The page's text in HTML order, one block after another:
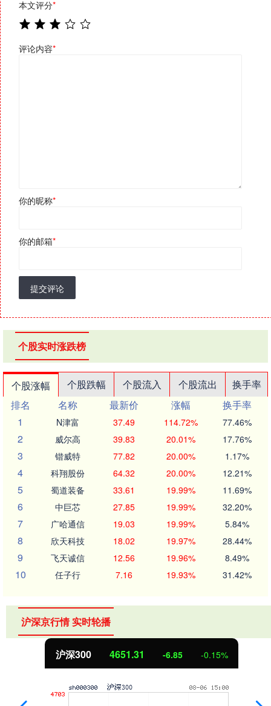
本文评分*
评论内容*
你的昵称*
你的邮箱*
提交评论
个股实时涨跌榜
个股涨幅 个股跌幅 个股流入 个股流出
换手率
排名
名称 最新价 涨幅
换手率
1
N津富 37.49 114.72% 77.46%
2 威尔高 39.83 20.01% 17.76%
3 锴威特 77.82 20.00% 1.17%
4 科翔股份 64.32 20.00% 12.21%
5 蜀道装备 33.61 19.99% 11.69%
6 中巨芯 27.85 19.99% 32.20%
7 广哈通信 19.03 19.99% 5.84%
8 欣天科技 18.02 19.97% 28.44%
9 飞天诚信 12.56 19.96% 8.49%
10 任子行 7.16 19.93% 31.42%
沪深京行情 实时轮播
沪深300 4651.31 -6.85 -0.15%